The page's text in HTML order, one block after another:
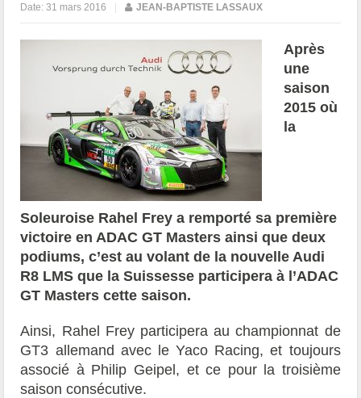
Date:31 mars 2016 | JEAN-BAPTISTE LASSAUX
Après
une
saison
2015 où
la
Soleuroise Rahel Frey a remporté sa première
victoire en ADAC GT Masters ainsi que deux
podiums, c’est au volant de la nouvelle Audi
R8 LMS que la Suissesse participera à l’ADAC
GT Masters cette saison.
Ainsi, Rahel Frey participera au championnat de
GT3 allemand avec le Yaco Racing, et toujours
associé à Philip Geipel, et ce pour la troisième
saison consécutive.